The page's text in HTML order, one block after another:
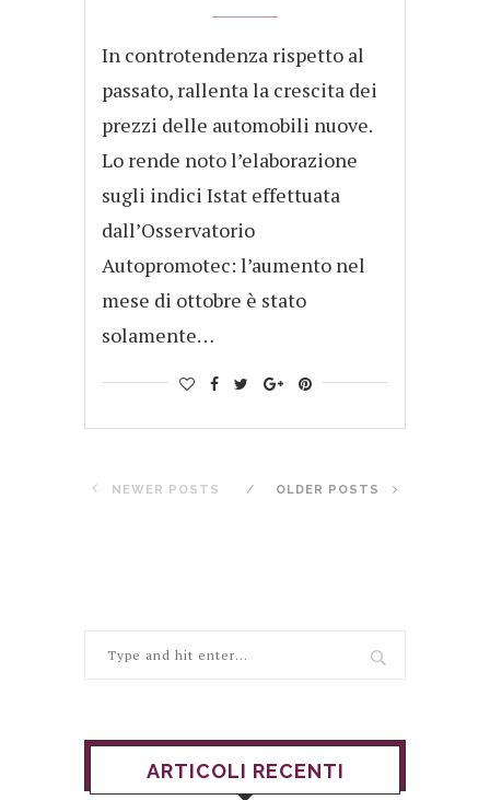
In controtendenza rispetto al
passato, rallenta la crescita dei
prezzi delle automobili nuove.
Lo rende noto l’elaborazione
sugli indici Istat effettuata
dall’Osservatorio
Autopromotec: l’aumento nel
mese di ottobre è stato
solamente…
NEWER POSTS OLDER POSTS
ARTICOLI RECENTI